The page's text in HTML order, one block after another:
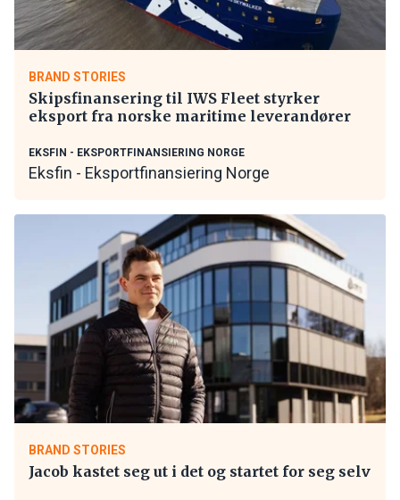
BRAND STORIES
Skipsfinansering til IWS Fleet styrker
eksport fra norske maritime leverandører
EKSFIN - EKSPORTFINANSIERING NORGE
Eksfin - Eksportfinansiering Norge
BRAND STORIES
Jacob kastet seg ut i det og startet for seg selv